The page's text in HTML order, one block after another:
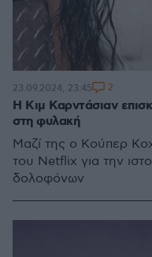
Η Κιμ Καρντάσιαν
στη φυλακή
Μαζί της ο Κούπερ
του Netflix για την
δολοφόνων
23.09.2024, 23:45 2